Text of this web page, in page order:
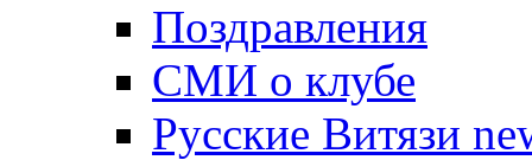
Поздравления
СМИ о клубе
Русские Витязи